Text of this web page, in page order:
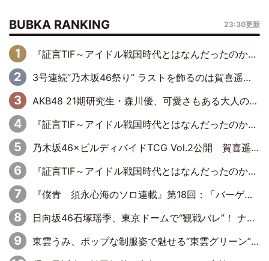
BUBKA RANKING 23:30更新
『証言TIF～アイドル戦国時代とはなんだったのか～』第6回：でんぱ組.inc・古川未鈴×相沢梨紗「『ハロプロやりたかったな』って言ったら、夢眠ねむさんに『てめえはでんぱ組．incなんだよ！』って肩パンされて(笑)」
3号連続“乃木坂46祭り” ラストを飾るのは賀喜遥香…5年ぶりの登場に「5年分大人になった私を見ていただけたら」
AKB48 21期研究生・森川優、可愛さもある大人の女性に
『証言TIF～アイドル戦国時代とはなんだったのか～』第10回：さくら学院・武藤彩未×飯田らうら「正直、中3で辞めるというのを信じてなくて。そう言われてはいたけど、嘘でしょって」
乃木坂46×ビルディバイドTCG Vol.2公開 賀喜遥香＆田村真佑が『京まふ』ステージに登壇
『証言TIF～アイドル戦国時代とはなんだったのか～』第11回：私立恵比寿中学・真山りか×安本彩花「TIFで10年ぶりのキョンシーメイクをしたら、場を完全に引かせてしまって。時代が変わったんだなって」
『僕青 須永心海のソロ連載』第18回：「バーゲンセールハンターみうな inしまむら」編
日向坂46石塚瑶季、東京ドームで“観戦バレ”！ ナイツ・塙も認めた「巨人に詳しすぎるアイドル」は元VENUSスクール生で杉内コーチ推し⁉
東雲うみ、ポップな制服姿で魅せる“東雲グリーン”の正体